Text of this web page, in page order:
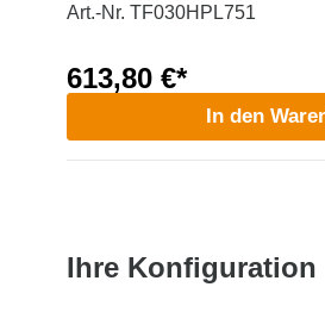
Art.-Nr. TF030HPL751
613,80 €*
In den
Ihre Konfiguration